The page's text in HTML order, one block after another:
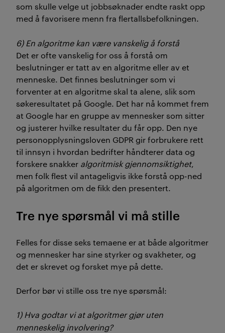
som skulle velge ut jobbsøknader endte raskt opp
med å favorisere menn fra flertallsbefolkningen.
6) En algoritme kan være vanskelig å forstå
Det er ofte vanskelig for oss å forstå om
beslutninger er tatt av en algoritme eller av et
menneske. Det finnes beslutninger som vi
forventer at en algoritme skal ta alene, slik som
søkeresultatet på Google. Det har nå kommet frem
at Google har en gruppe av mennesker som sitter
og justerer hvilke resultater du får opp. Den nye
personopplysningsloven GDPR gir forbrukere rett
til innsyn i hvordan bedrifter håndterer data og
forskere snakker algoritmisk gjennomsiktighet,
men folk flest vil antageligvis ikke forstå opp-ned
på algoritmen om de fikk den presentert.
Tre nye spørsmål vi må stille
Felles for disse seks temaene er at både algoritmer
og mennesker har sine styrker og svakheter, og
det er skrevet og forsket mye på dette.
Derfor bør vi stille oss tre nye spørsmål:
1) Hva godtar vi at algoritmer gjør uten
menneskelig involvering?